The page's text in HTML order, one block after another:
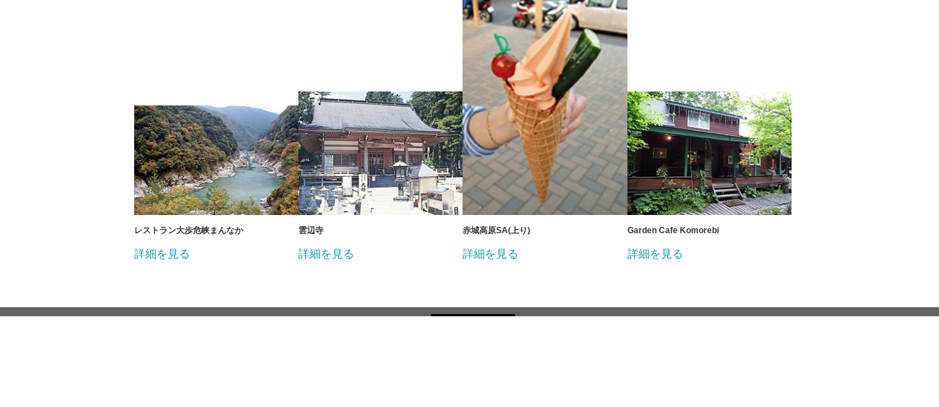
レストラン大歩危峡まんなか
詳細を見る
雲辺寺
詳細を見る
赤城高原SA(上り)
詳細を見る
Garden Cafe Komorebi
詳細を見る